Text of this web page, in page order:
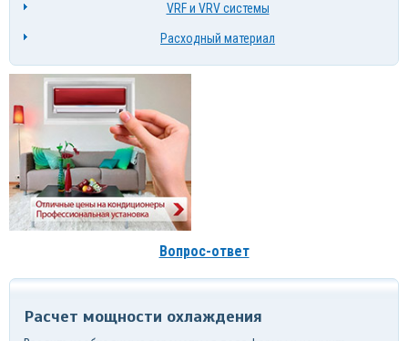
VRF и VRV системы
Расходный материал
Вопрос-ответ
Расчет мощности охлаждения